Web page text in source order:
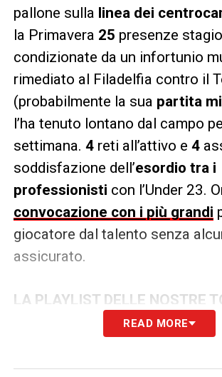
pallone sulla linea dei
la Primavera 25 presenze
condizionate da un infortunio
rimediato al Filadelfia contro il
(probabilmente la sua partita
l’ha tenuto lontano dal campo
settimana. 4reti all’attivo e 4
soddisfazione dell’esordio tra i
professionisti con l’Under 23.
convocazione con i più grandi
giocatore dal talento senza
assicurato.
LA PLAYLIST DELLE NOSTRE
READ MORE